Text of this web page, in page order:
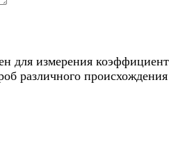
для измерения
различного